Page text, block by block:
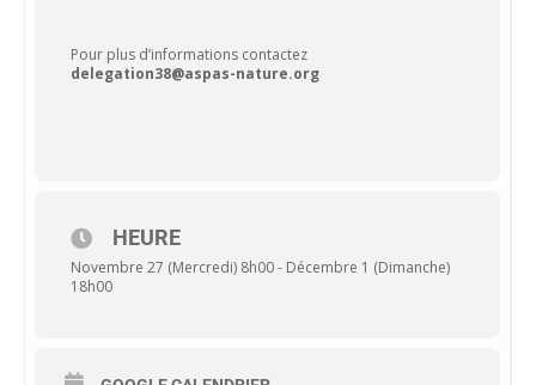
Pour plus d’informations contactez
delegation38@aspas-nature.org
HEURE
Novembre 27 (Mercredi) 8h00 - Décembre 1 (Dimanche)
18h00